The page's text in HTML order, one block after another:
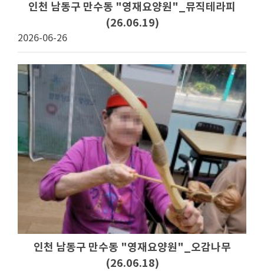
인천 남동구 만수동 "영재요양원"_뮤직테라피
(26.06.19)
2026-06-26
인천 남동구 만수동 "영재요양원"_오감나무
(26.06.18)